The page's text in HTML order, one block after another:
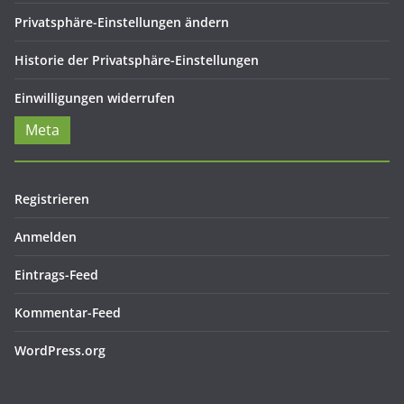
Privatsphäre-Einstellungen ändern
Historie der Privatsphäre-Einstellungen
Einwilligungen widerrufen
Meta
Registrieren
Anmelden
Eintrags-Feed
Kommentar-Feed
WordPress.org